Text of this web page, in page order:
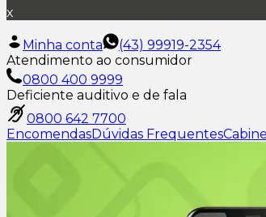
x
Minha conta
(43) 99919-2354
Atendimento ao consumidor
0800 400 9999
Deficiente auditivo e de fala
0800 642 7700
EncomendasDúvidas Frequentes